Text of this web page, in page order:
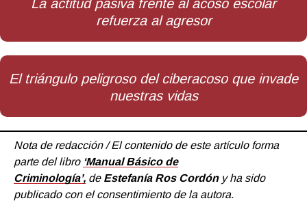
La actitud pasiva frente al acoso escolar
refuerza al agresor
El triángulo peligroso del ciberacoso que invade
nuestras vidas
Nota de redacción / El contenido de este artículo forma
parte del libro ‘Manual Básico de
Criminología’, de Estefanía Ros Cordóny ha sido
publicado con el consentimiento de la autora.